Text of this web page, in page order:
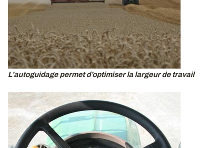
L’autoguidage permet d’optimiser la largeur de travail